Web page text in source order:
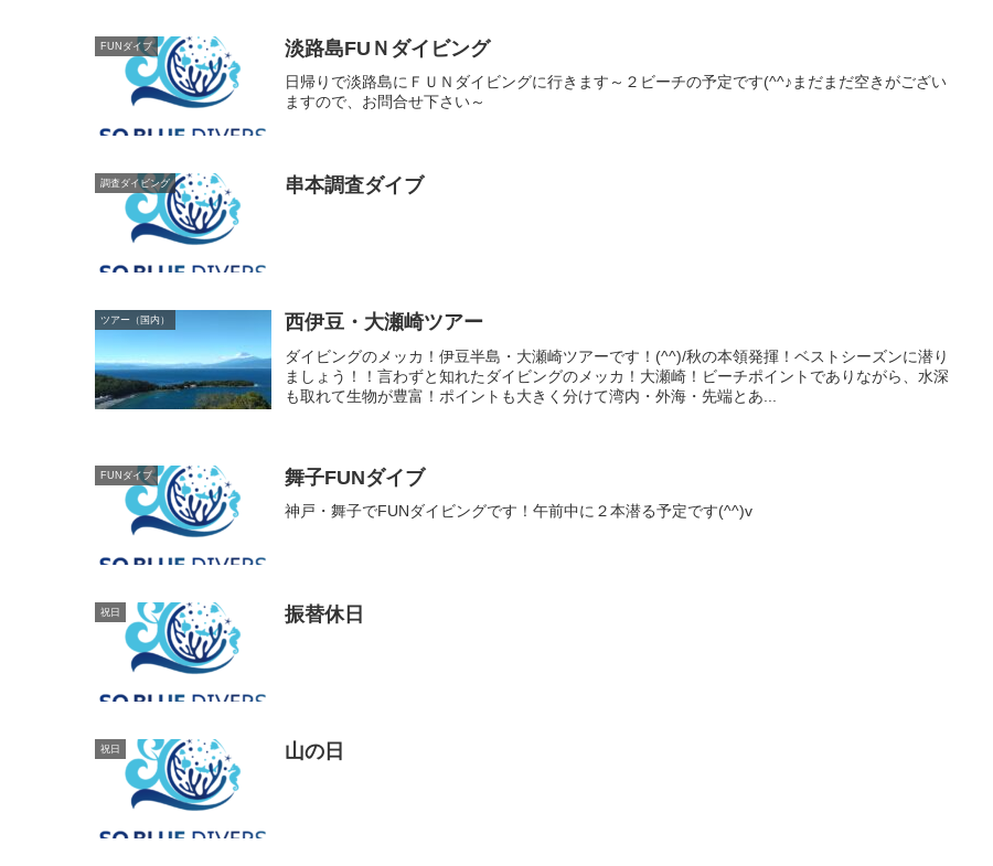
FUNダイブ 淡路島FUＮダイビング
日帰りで淡路島にＦＵＮダイビングに行きます～２ビーチの予定です(^^♪まだまだ空きがござい
ますので、お問合せ下さい～
調査ダイビング 串本調査ダイブ
ツアー（国内） 西伊豆・大瀬崎ツアー
ダイビングのメッカ！伊豆半島・大瀬崎ツアーです！(^^)/秋の本領発揮！ベストシーズンに潜り
ましょう！！言わずと知れたダイビングのメッカ！大瀬崎！ビーチポイントでありながら、水深
も取れて生物が豊富！ポイントも大きく分けて湾内・外海・先端とあ...
FUNダイブ 舞子FUNダイブ
神戸・舞子でFUNダイビングです！午前中に２本潜る予定です(^^)v
祝日 振替休日
祝日 山の日